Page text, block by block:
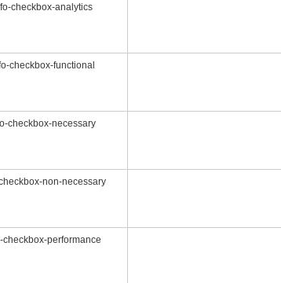
checkbox-analytics
checkbox-functional
checkbox-necessary
non-necessary
performance